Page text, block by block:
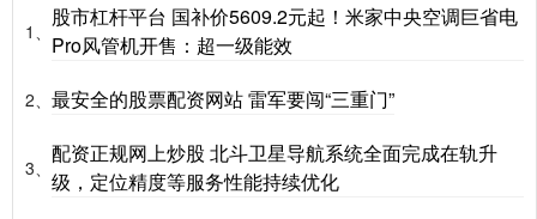
1、
股市杠杆平台 国补价5609.2元起！米家中央空调巨省电
Pro风管机开售：超一级能效
2、 最安全的股票配资网站 雷军要闯“三重门”
3、
配资正规网上炒股 北斗卫星导航系统全面完成在轨升
级，定位精度等服务性能持续优化